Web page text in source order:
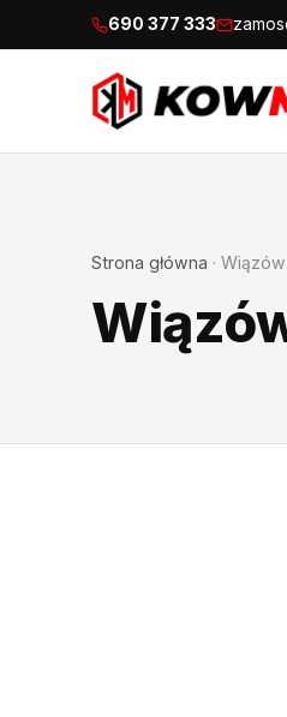
690 377 333
Strona główna · Wiązów